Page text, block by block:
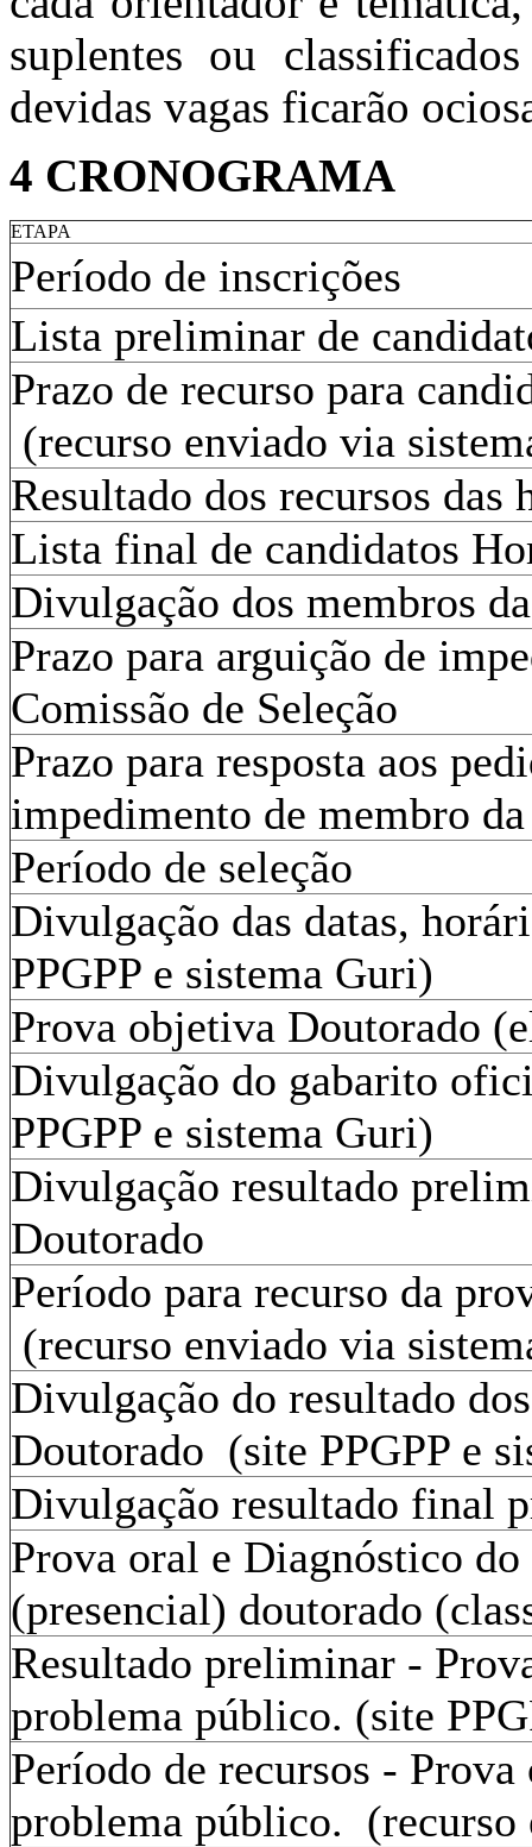
suplentes ou
devidas vagas ficarão
4 CRONOGRAMA
ETAPA
Período de inscrições
Lista preliminar de
Prazo de recurso para
(recurso enviado via
Resultado dos recursos das
Lista final de candidatos
Divulgação dos membros
Prazo para arguição de
Comissão de Seleção
Prazo para resposta aos
impedimento de membro
Período de seleção
Divulgação das datas,
PPGPP e sistema Guri)
Prova objetiva Doutorado
Divulgação do gabarito
PPGPP e sistema Guri)
Divulgação resultado
Doutorado
Período para recurso da
(recurso enviado via
Divulgação do resultado
Doutorado (site PPGPP e
Divulgação resultado final
Prova oral e Diagnóstico
(presencial) doutorado
Resultado preliminar -
problema público. (site
Período de recursos -
problema público.